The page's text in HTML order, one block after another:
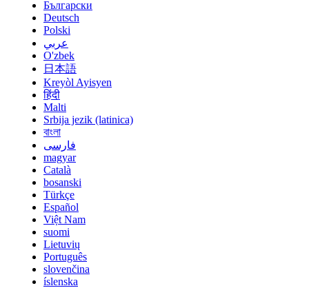
Български
Deutsch
Polski
عربي
O'zbek
日本語
Kreyòl Ayisyen
हिंदी
Malti
Srbija jezik (latinica)
বাংলা
فارسی
magyar
Català
bosanski
Türkçe
Español
Việt Nam
suomi
Lietuvių
Português
slovenčina
íslenska